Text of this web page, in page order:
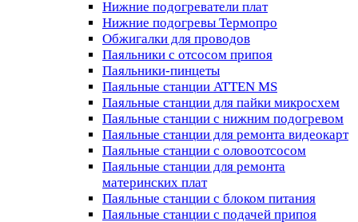
Нижние подогреватели плат
Нижние подогревы Термопро
Обжигалки для проводов
Паяльники с отсосом припоя
Паяльники-пинцеты
Паяльные станции ATTEN MS
Паяльные станции для пайки микросхем
Паяльные станции с нижним подогревом
Паяльные станции для ремонта видеокарт
Паяльные станции с оловоотсосом
Паяльные станции для ремонта
материнских плат
Паяльные станции с блоком питания
Паяльные станции с подачей припоя